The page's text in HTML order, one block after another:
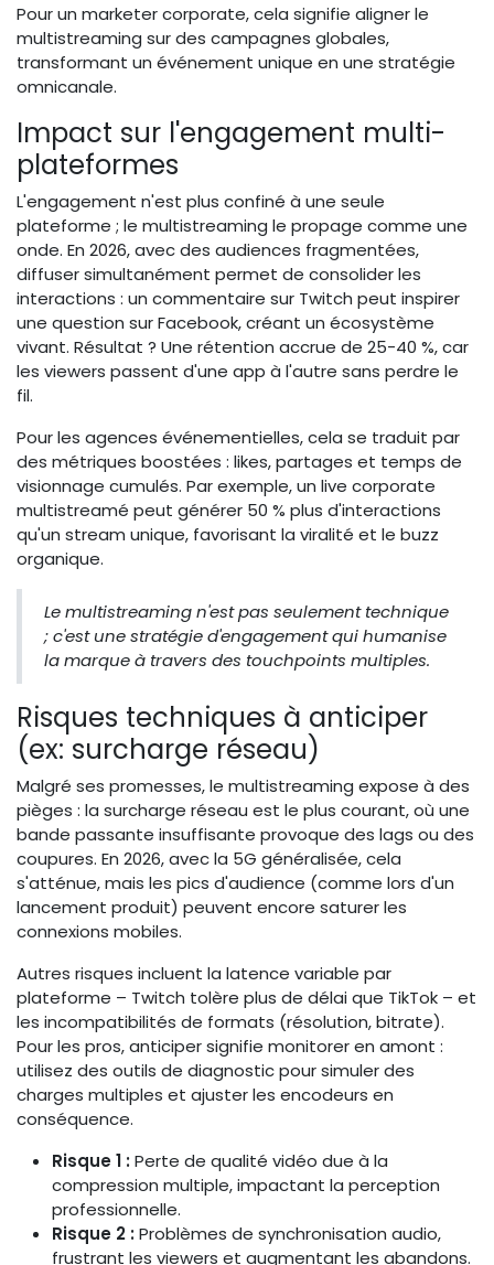
Pour un marketer corporate, cela signifie aligner le
multistreaming sur des campagnes globales,
transformant un événement unique en une stratégie
omnicanale.
Impact sur l'engagement multi-
plateformes
L'engagement n'est plus confiné à une seule
plateforme ; le multistreaming le propage comme une
onde. En 2026, avec des audiences fragmentées,
diffuser simultanément permet de consolider les
interactions : un commentaire sur Twitch peut inspirer
une question sur Facebook, créant un écosystème
vivant. Résultat ? Une rétention accrue de 25-40 %, car
les viewers passent d'une app à l'autre sans perdre le
fil.
Pour les agences événementielles, cela se traduit par
des métriques boostées : likes, partages et temps de
visionnage cumulés. Par exemple, un live corporate
multistreamé peut générer 50 % plus d'interactions
qu'un stream unique, favorisant la viralité et le buzz
organique.
Le multistreaming n'est pas seulement technique
; c'est une stratégie d'engagement qui humanise
la marque à travers des touchpoints multiples.
Risques techniques à anticiper
(ex: surcharge réseau)
Malgré ses promesses, le multistreaming expose à des
pièges : la surcharge réseau est le plus courant, où une
bande passante insuffisante provoque des lags ou des
coupures. En 2026, avec la 5G généralisée, cela
s'atténue, mais les pics d'audience (comme lors d'un
lancement produit) peuvent encore saturer les
connexions mobiles.
Autres risques incluent la latence variable par
plateforme – Twitch tolère plus de délai que TikTok – et
les incompatibilités de formats (résolution, bitrate).
Pour les pros, anticiper signifie monitorer en amont :
utilisez des outils de diagnostic pour simuler des
charges multiples et ajuster les encodeurs en
conséquence.
Risque 1 :Perte de qualité vidéo due à la
compression multiple, impactant la perception
professionnelle.
Risque 2 :Problèmes de synchronisation audio,
frustrant les viewers et augmentant les abandons.